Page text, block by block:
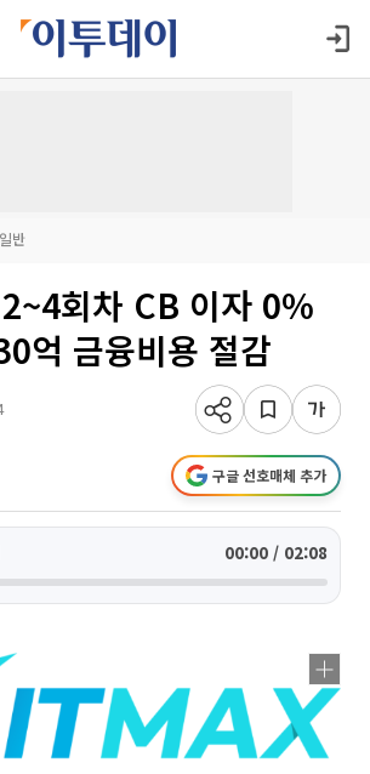
일반
회차 CB 이자 0%
억 금융비용 절감
구글 선호매체 추가
00:00 / 02:08